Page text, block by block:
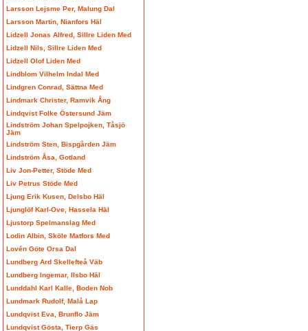
Larsson Lejsme Per, Malung Dal
Larsson Martin, Nianfors Häl
Lidzell Jonas Alfred, Sillre Liden Med
Lidzell Nils, Sillre Liden Med
Lidzell Olof Liden Med
Lindblom Vilhelm Indal Med
Lindgren Conrad, Sättna Med
Lindmark Christer, Ramvik Ång
Lindqvist Folke Östersund Jäm
Lindström Johan Spelpojken, Tåsjö
Jäm
Lindström Sten, Bispgården Jäm
Lindström Åsa, Gotland
Liv Jon-Petter, Stöde Med
Liv Petrus Stöde Med
Ljung Erik Kusen, Delsbo Häl
Ljunglöf Karl-Ove, Hassela Häl
Ljustorp Spelmanslag Med
Lodin Albin, Sköle Matfors Med
Lovén Göte Orsa Dal
Lundberg Ard Skellefteå Väb
Lundberg Ingemar, Ilsbo Häl
Lunddahl Karl Kalle, Boden Nob
Lundmark Rudolf, Malå Lap
Lundqvist Eva, Brunflo Jäm
Lundqvist Gösta, Tierp Gäs